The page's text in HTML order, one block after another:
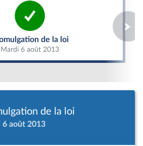
de la loi
Mardi 6 août 2013
de la loi
de la loi
6 août 2013